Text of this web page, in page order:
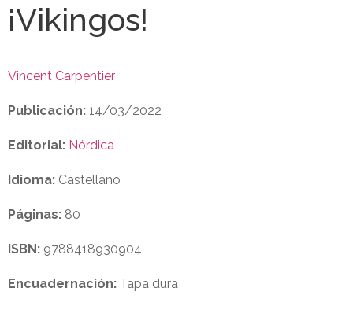
¡Vikingos!
Vincent Carpentier
Publicación: 14/03/2022
Editorial: Nórdica
Idioma: Castellano
Páginas: 80
ISBN: 9788418930904
Encuadernación: Tapa dura